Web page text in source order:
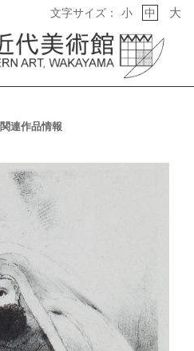
文字サイズ： 小 中 大
関連作品情報